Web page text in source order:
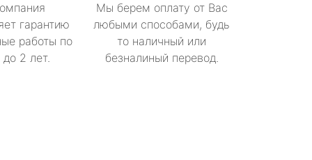
гарантию
работы по
2 лет.
Мы берем оплату от Вас
любыми способами, будь
то наличный или
безналиный перевод.